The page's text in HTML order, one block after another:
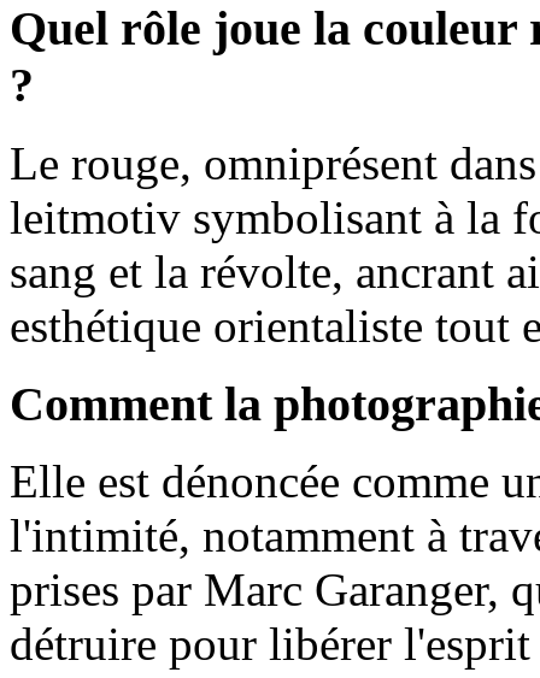
Quel rôle joue la couleur
?
Le rouge, omniprésent
leitmotiv symbolisant à la
sang et la révolte, ancrant
esthétique orientaliste tout
Comment la
Elle est dénoncée comme
l'intimité, notamment à
prises par Marc Garanger,
détruire pour libérer l'esprit